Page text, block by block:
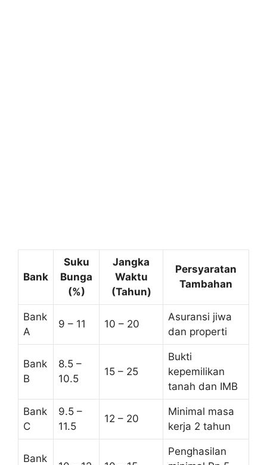
Bank
Suku
Bunga
(%)
Jangka
Waktu
(Tahun)
Persyaratan
Tambahan
Bank
A
9 – 11 10 – 20
Asuransi jiwa
dan properti
Bank
B
8.5 –
10.5
15 – 25
Bukti
kepemilikan
tanah dan IMB
Bank
C
9.5 –
11.5
12 – 20
Minimal masa
kerja 2 tahun
Bank
Penghasilan